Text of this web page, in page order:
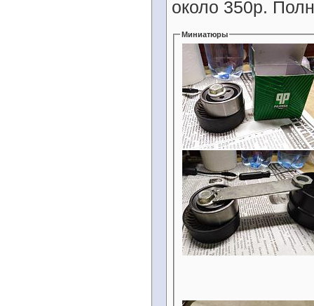
около 350р.
Миниатюры